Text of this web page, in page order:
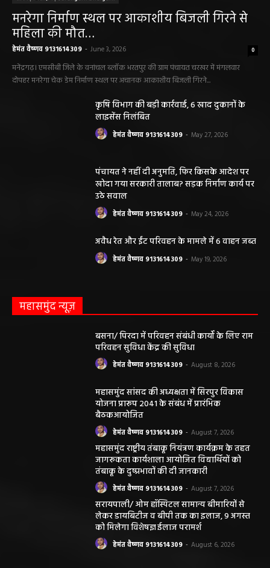
मनरेगा निर्माण स्थल पर आकाशीय बिजली गिरने से
महिला की मौत…
हेमंत वैष्णव 9131614309 - June 3, 2026 0
मनेंद्रगढ़। एमसीबी जिले के वनांचल ब्लॉक भरतपुर की ग्राम पंचायत चरखर में मंगलवार
दोपहर मनरेगा चेक डेम निर्माण स्थल पर अचानक आकाशीय बिजली गिरने...
कृषि विभाग की बड़ी कार्रवाई, 6 खाद दुकानों के
लाइसेंस निलंबित
हेमंत वैष्णव 9131614309 - May 27, 2026
पंचायत ने नहीं दी अनुमति, फिर किसके आदेश पर
खोदा गया सरकारी तालाब? सड़क निर्माण कार्य पर
उठे सवाल
हेमंत वैष्णव 9131614309 - May 24, 2026
अवैध रेत और ईंट परिवहन के मामले में 6 वाहन जब्त
हेमंत वैष्णव 9131614309 - May 19, 2026
महासमुंद न्यूज़
बसना/ पिरदा में परिवहन संबंधी कार्यों के लिए राम
परिवहन सुविधा केंद्र की सुविधा
हेमंत वैष्णव 9131614309 - August 8, 2026
महासमुंद सांसद की अध्यक्षता में सिरपुर विकास
योजना प्रारूप 2041 के संबंध में प्रारंभिक
बैठकआयोजित
हेमंत वैष्णव 9131614309 - August 7, 2026
महासमुंद राष्ट्रीय तंबाकू नियंत्रण कार्यक्रम के तहत
जागरूकता कार्यशाला आयोजित विद्यार्थियों को
तंबाकू के दुष्प्रभावों की दी जानकारी
हेमंत वैष्णव 9131614309 - August 7, 2026
सरायपाली/ ओम हॉस्पिटल सामान्य बीमारियों से
लेकर डायबिटीज व बीपी तक का इलाज, 9 अगस्त
को मिलेगा विशेषज्ञ ईलाज परामर्श
हेमंत वैष्णव 9131614309 - August 6, 2026